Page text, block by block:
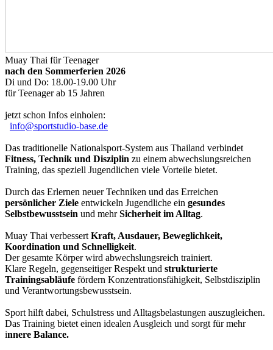
Muay Thai für Teenager
nach den Sommerferien 2026
Di und Do: 18.00-19.00 Uhr
für Teenager ab 15 Jahren
jetzt schon Infos einholen:
info@sportstudio-base.de
Das traditionelle Nationalsport-System aus Thailand verbindet
Fitness, Technik und Disziplin zu einem abwechslungsreichen
Training, das speziell Jugendlichen viele Vorteile bietet.
Durch das Erlernen neuer Techniken und das Erreichen
persönlicher Ziele entwickeln Jugendliche ein gesundes
Selbstbewusstsein und mehrSicherheit im Alltag.
Muay Thai verbessert Kraft, Ausdauer, Beweglichkeit,
Koordination und Schnelligkeit.
Der gesamte Körper wird abwechslungsreich trainiert.
Klare Regeln, gegenseitiger Respekt und strukturierte
Trainingsabläufe fördern Konzentrationsfähigkeit, Selbstdisziplin
und Verantwortungsbewusstsein.
Sport hilft dabei, Schulstress und Alltagsbelastungen auszugleichen.
Das Training bietet einen idealen Ausgleich und sorgt für mehr
innere Balance.